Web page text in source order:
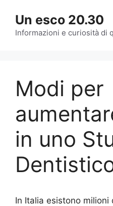
contenuto
Un esco 20.30
Informazioni e curiosità di
Modi per
in uno
In Italia esistono milioni